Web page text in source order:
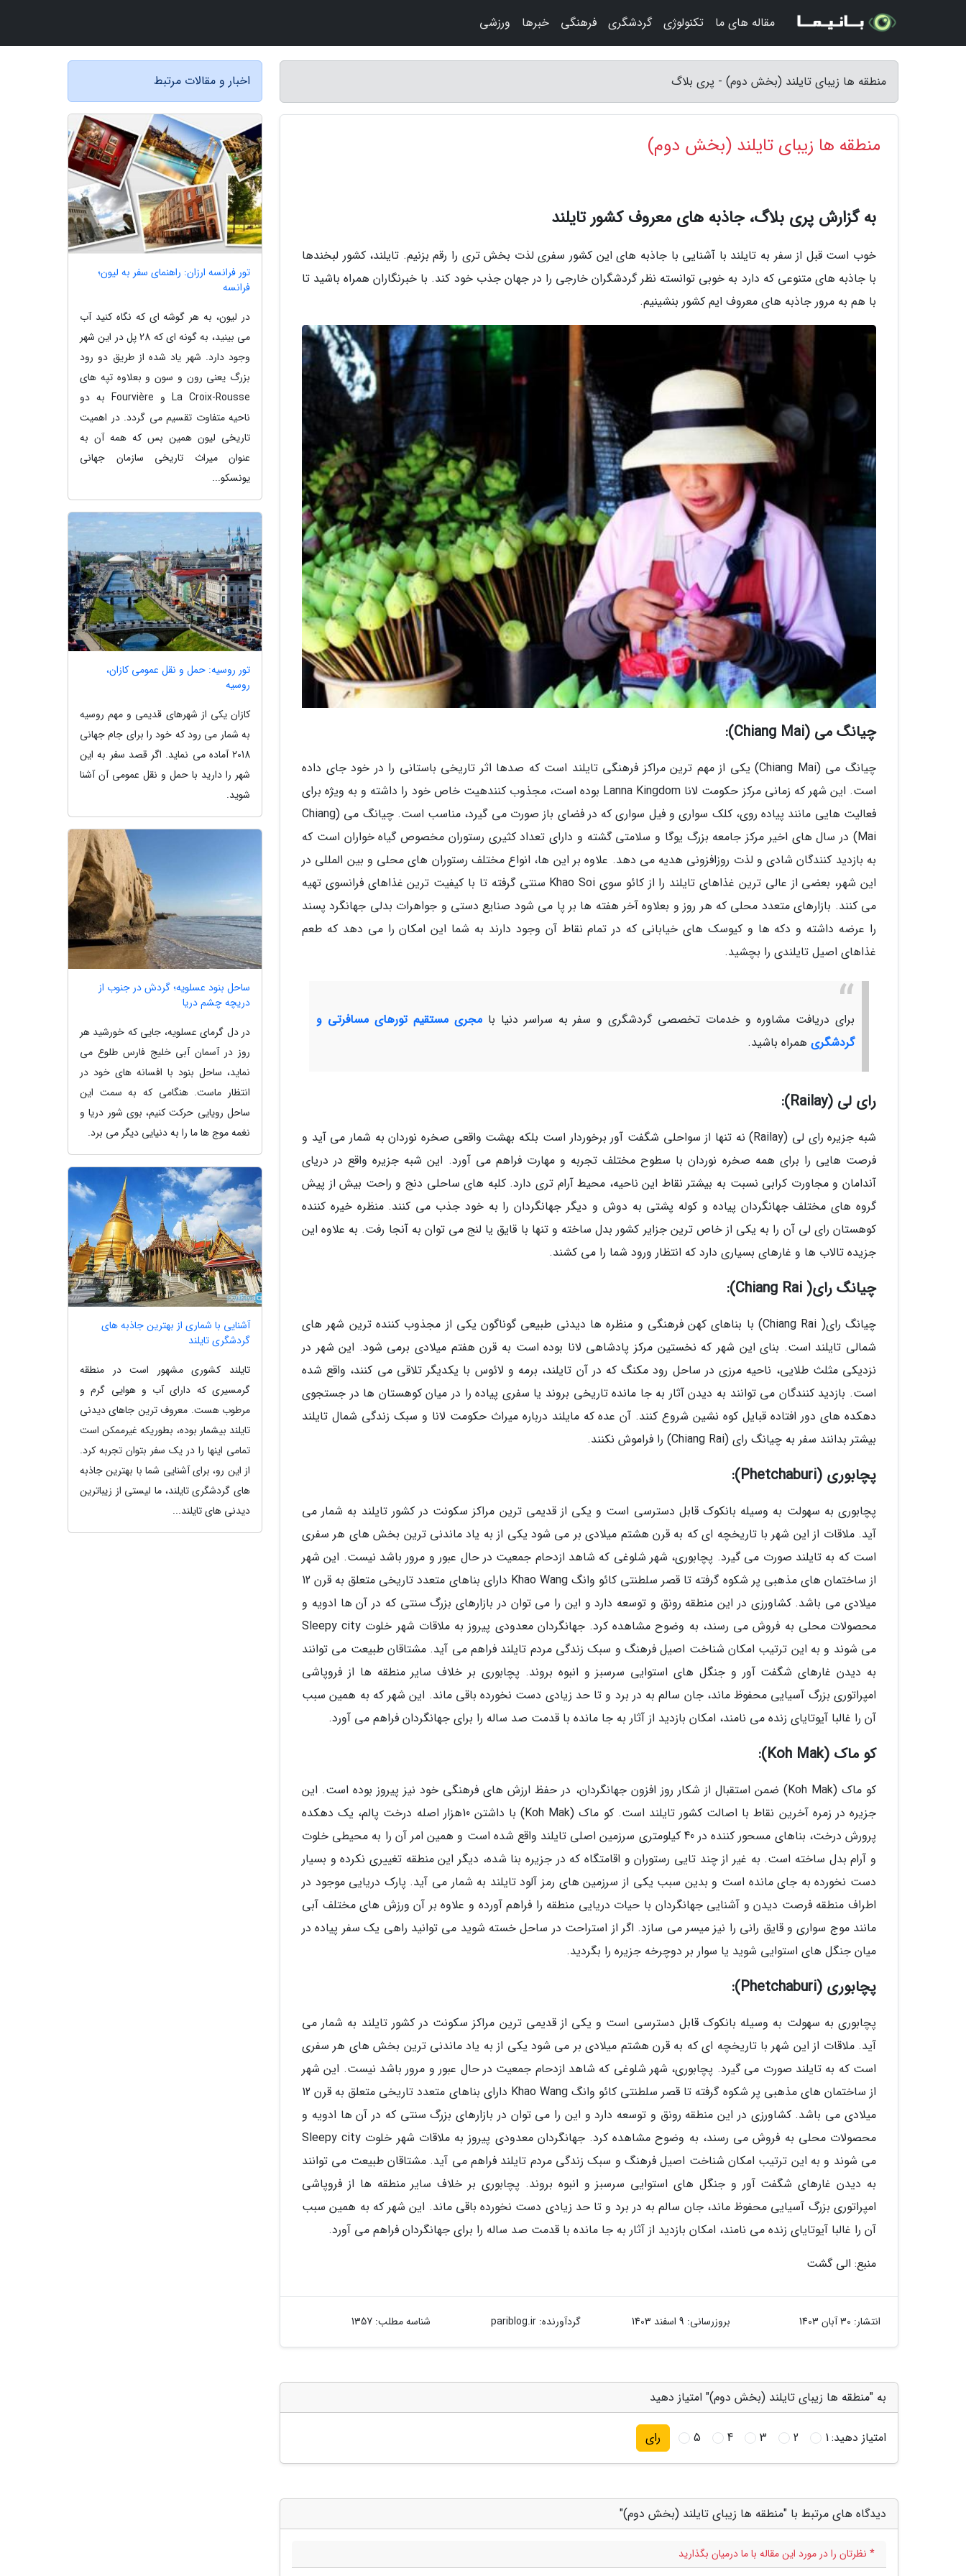
منطقه ها زیبای تایلند (بخش دوم) - پری بلاگ
منطقه ها زیبای تایلند (بخش دوم)
به گزارش پری بلاگ، جاذبه های معروف کشور تایلند
خوب است قبل از سفر به تایلند با آشنایی با جاذبه های این کشور سفری لذت بخش تری را رقم بزنیم. تایلند، کشور لبخندها
با جاذبه های متنوعی که دارد به خوبی توانسته نظر گردشگران خارجی را در جهان جذب خود کند. با خبرنگاران همراه باشید تا
با هم به مرور جاذبه های معروف ایم کشور بنشینیم.
چیانگ می (Chiang Mai):
چیانگ می (Chiang Mai) یکی از مهم ترین مراکز فرهنگی تایلند است که صدها اثر تاریخی باستانی را در خود جای داده
است. این شهر که زمانی مرکز حکومت لانا Lanna Kingdom بوده است، مجذوب کنندهیت خاص خود را داشته و به ویژه برای
فعالیت هایی مانند پیاده روی، کلک سواری و فیل سواری که در فضای باز صورت می گیرد، مناسب است. چیانگ می (Chiang
Mai) در سال های اخیر مرکز جامعه بزرگ یوگا و سلامتی گشته و دارای تعداد کثیری رستوران مخصوص گیاه خواران است که
به بازدید کنندگان شادی و لذت روزافزونی هدیه می دهد. علاوه بر این ها، انواع مختلف رستوران های محلی و بین المللی در
این شهر، بعضی از عالی ترین غذاهای تایلند را از کائو سوی Khao Soi سنتی گرفته تا با کیفیت ترین غذاهای فرانسوی تهیه
می کنند. بازارهای متعدد محلی که هر روز و بعلاوه آخر هفته ها بر پا می شود صنایع دستی و جواهرات بدلی جهانگرد پسند
را عرضه داشته و دکه ها و کیوسک های خیابانی که در تمام نقاط آن وجود دارند به شما این امکان را می دهد که طعم
غذاهای اصیل تایلندی را بچشید.
برای دریافت مشاوره و خدمات تخصصی گردشگری و سفر به سراسر دنیا بامجری مستقیم تورهای مسافرتی و
گردشگری همراه باشید.
رای لی (Railay):
شبه جزیره رای لی (Railay) نه تنها از سواحلی شگفت آور برخوردار است بلکه بهشت واقعی صخره نوردان به شمار می آید و
فرصت هایی را برای همه صخره نوردان با سطوح مختلف تجربه و مهارت فراهم می آورد. این شبه جزیره واقع در دریای
آندامان و مجاورت کرابی نسبت به بیشتر نقاط این ناحیه، محیط آرام تری دارد. کلبه های ساحلی دنج و راحت بیش از پیش
گروه های مختلف جهانگردان پیاده و کوله پشتی به دوش و دیگر جهانگردان را به خود جذب می کنند. منظره خیره کننده
کوهستان رای لی آن را به یکی از خاص ترین جزایر کشور بدل ساخته و تنها با قایق یا لنج می توان به آنجا رفت. به علاوه این
جزیده تالاب ها و غارهای بسیاری دارد که انتظار ورود شما را می کشند.
چیانگ رای( Chiang Rai):
چیانگ رای( Chiang Rai) با بناهای کهن فرهنگی و منظره ها دیدنی طبیعی گوناگون یکی از مجذوب کننده ترین شهر های
شمالی تایلند است. بنای این شهر که نخستین مرکز پادشاهی لانا بوده است به قرن هفتم میلادی برمی شود. این شهر در
نزدیکی مثلث طلایی، ناحیه مرزی در ساحل رود مکنگ که در آن تایلند، برمه و لائوس با یکدیگر تلاقی می کنند، واقع شده
است. بازدید کنندگان می توانند به دیدن آثار به جا مانده تاریخی بروند یا سفری پیاده را در میان کوهستان ها در جستجوی
دهکده های دور افتاده قبایل کوه نشین شروع کنند. آن عده که مایلند درباره میراث حکومت لانا و سبک زندگی شمال تایلند
بیشتر بدانند سفر به چیانگ رای (Chiang Rai) را فراموش نکنند.
پچابوری (Phetchaburi):
پچابوری به سهولت به وسیله بانکوک قابل دسترسی است و یکی از قدیمی ترین مراکز سکونت در کشور تایلند به شمار می
آید. ملاقات از این شهر با تاریخچه ای که به قرن هشتم میلادی بر می شود یکی از به یاد ماندنی ترین بخش های هر سفری
است که به تایلند صورت می گیرد. پچابوری، شهر شلوغی که شاهد ازدحام جمعیت در حال عبور و مرور باشد نیست. این شهر
از ساختمان های مذهبی پر شکوه گرفته تا قصر سلطنتی کائو وانگ Khao Wang دارای بناهای متعدد تاریخی متعلق به قرن 12
میلادی می باشد. کشاورزی در این منطقه رونق و توسعه دارد و این را می توان در بازارهای بزرگ سنتی که در آن ها ادویه و
محصولات محلی به فروش می رسند، به وضوح مشاهده کرد. جهانگردان معدودی پیروز به ملاقات شهر خلوت Sleepy city
می شوند و به این ترتیب امکان شناخت اصیل فرهنگ و سبک زندگی مردم تایلند فراهم می آید. مشتاقان طبیعت می توانند
به دیدن غارهای شگفت آور و جنگل های استوایی سرسبز و انبوه بروند. پچابوری بر خلاف سایر منطقه ها از فروپاشی
امپراتوری بزرگ آسیایی محفوظ ماند، جان سالم به در برد و تا حد زیادی دست نخورده باقی ماند. این شهر که به همین سبب
آن را غالبا آیوتایای زنده می نامند، امکان بازدید از آثار به جا مانده با قدمت صد ساله را برای جهانگردان فراهم می آورد.
کو ماک (Koh Mak):
کو ماک (Koh Mak) ضمن استقبال از شکار روز افزون جهانگردان، در حفظ ارزش های فرهنگی خود نیز پیروز بوده است. این
جزیره در زمره آخرین نقاط با اصالت کشور تایلند است. کو ماک (Koh Mak) با داشتن 10هزار اصله درخت پالم، یک دهکده
پرورش درخت، بناهای مسحور کننده در 40 کیلومتری سرزمین اصلی تایلند واقع شده است و همین امر آن را به محیطی خلوت
و آرام بدل ساخته است. به غیر از چند تایی رستوران و اقامتگاه که در جزیره بنا شده، دیگر این منطقه تغییری نکرده و بسیار
دست نخورده به جای مانده است و بدین سبب یکی از سرزمین های رمز آلود تایلند به شمار می آید. پارک دریایی موجود در
اطراف منطقه فرصت دیدن و آشنایی جهانگردان با حیات دریایی منطقه را فراهم آورده و علاوه بر آن ورزش های مختلف آبی
مانند موج سواری و قایق رانی را نیز میسر می سازد. اگر از استراحت در ساحل خسته شوید می توانید راهی یک سفر پیاده در
میان جنگل های استوایی شوید یا سوار بر دوچرخه جزیره را بگردید.
پچابوری (Phetchaburi):
پچابوری به سهولت به وسیله بانکوک قابل دسترسی است و یکی از قدیمی ترین مراکز سکونت در کشور تایلند به شمار می
آید. ملاقات از این شهر با تاریخچه ای که به قرن هشتم میلادی بر می شود یکی از به یاد ماندنی ترین بخش های هر سفری
است که به تایلند صورت می گیرد. پچابوری، شهر شلوغی که شاهد ازدحام جمعیت در حال عبور و مرور باشد نیست. این شهر
از ساختمان های مذهبی پر شکوه گرفته تا قصر سلطنتی کائو وانگ Khao Wang دارای بناهای متعدد تاریخی متعلق به قرن 12
میلادی می باشد. کشاورزی در این منطقه رونق و توسعه دارد و این را می توان در بازارهای بزرگ سنتی که در آن ها ادویه و
محصولات محلی به فروش می رسند، به وضوح مشاهده کرد. جهانگردان معدودی پیروز به ملاقات شهر خلوت Sleepy city
می شوند و به این ترتیب امکان شناخت اصیل فرهنگ و سبک زندگی مردم تایلند فراهم می آید. مشتاقان طبیعت می توانند
به دیدن غارهای شگفت آور و جنگل های استوایی سرسبز و انبوه بروند. پچابوری بر خلاف سایر منطقه ها از فروپاشی
امپراتوری بزرگ آسیایی محفوظ ماند، جان سالم به در برد و تا حد زیادی دست نخورده باقی ماند. این شهر که به همین سبب
آن را غالبا آیوتایای زنده می نامند، امکان بازدید از آثار به جا مانده با قدمت صد ساله را برای جهانگردان فراهم می آورد.
منبع: الی گشت
انتشار: 30 آبان 1403 بروزرسانی: 9 اسفند 1403 گردآورنده:pariblog.ir شناسه مطلب: 1357
به "منطقه ها زیبای تایلند (بخش دوم)" امتیاز دهید
امتیاز دهید:1
2
3
4
5 رای
دیدگاه های مرتبط با "منطقه ها زیبای تایلند (بخش دوم)"
* نظرتان را در مورد این مقاله با ما درمیان بگذارید
اخبار و مقالات مرتبط
تور فرانسه ارزان: راهنمای سفر به لیون؛
فرانسه
در لیون، به هر گوشه ای که نگاه کنید آب
می بینید، به گونه ای که 28 پل در این شهر
وجود دارد. شهر یاد شده از طریق دو رود
بزرگ یعنی رون و سون و بعلاوه تپه های
La Croix-Rousse و Fourvière به دو
ناحیه متفاوت تقسیم می گردد. در اهمیت
تاریخی لیون همین بس که همه آن به
عنوان میراث تاریخی سازمان جهانی
یونسکو...
تور روسیه: حمل و نقل عمومی کازان،
روسیه
کازان یکی از شهرهای قدیمی و مهم روسیه
به شمار می رود که خود را برای جام جهانی
2018 آماده می نماید. اگر قصد سفر به این
شهر را دارید با حمل و نقل عمومی آن آشنا
شوید.
ساحل بنود عسلویه؛ گردش در جنوب از
دریچه چشم دریا
در دل گرمای عسلویه، جایی که خورشید هر
روز در آسمان آبی خلیج فارس طلوع می
نماید، ساحل بنود با افسانه های خود در
انتظار ماست. هنگامی که به سمت این
ساحل رویایی حرکت کنیم، بوی شور دریا و
نغمه موج ها ما را به دنیایی دیگر می برد.
آشنایی با شماری از بهترین جاذبه های
گردشگری تایلند
تایلند کشوری مشهور است در منطقه
گرمسیری که دارای آب و هوایی گرم و
مرطوب هست. معروف ترین جاهای دیدنی
تایلند بیشمار بوده، بطوریکه غیرممکن است
تمامی اینها را در یک سفر بتوان تجربه کرد.
از این رو، برای آشنایی شما با بهترین جاذبه
های گردشگری تایلند، ما لیستی از زیباترین
دیدنی های تایلند...
مقاله های ما تکنولوژی گردشگری فرهنگی خبرها ورزشی